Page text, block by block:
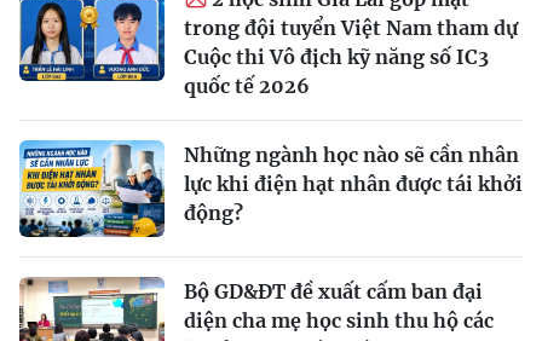
trong đội tuyển Việt Nam tham dự
Cuộc thi Vô địch kỹ năng số IC3
quốc tế 2026
Những ngành học nào sẽ cần nhân
lực khi điện hạt nhân được tái khởi
động?
Bộ GD&ĐT đề xuất cấm ban đại
diện cha mẹ học sinh thu hộ các